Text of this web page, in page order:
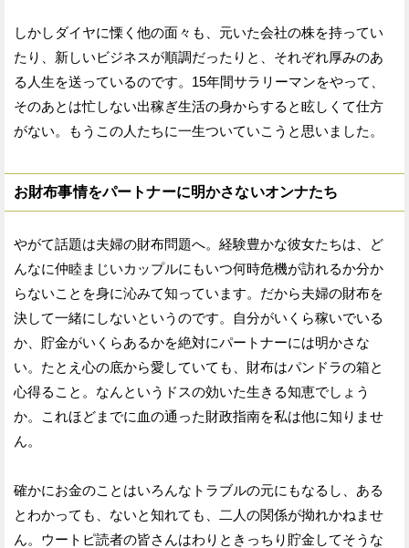
しかしダイヤに慄く他の面々も、元いた会社の株を持ってい
たり、新しいビジネスが順調だったりと、それぞれ厚みのあ
る人生を送っているのです。15年間サラリーマンをやって、
そのあとは忙しない出稼ぎ生活の身からすると眩しくて仕方
がない。もうこの人たちに一生ついていこうと思いました。
お財布事情をパートナーに明かさないオンナたち
やがて話題は夫婦の財布問題へ。経験豊かな彼女たちは、ど
んなに仲睦まじいカップルにもいつ何時危機が訪れるか分か
らないことを身に沁みて知っています。だから夫婦の財布を
決して一緒にしないというのです。自分がいくら稼いでいる
か、貯金がいくらあるかを絶対にパートナーには明かさな
い。たとえ心の底から愛していても、財布はパンドラの箱と
心得ること。なんというドスの効いた生きる知恵でしょう
か。これほどまでに血の通った財政指南を私は他に知りませ
ん。
確かにお金のことはいろんなトラブルの元にもなるし、ある
とわかっても、ないと知れても、二人の関係が拗れかねませ
ん。ウートピ読者の皆さんはわりときっちり貯金してそうな